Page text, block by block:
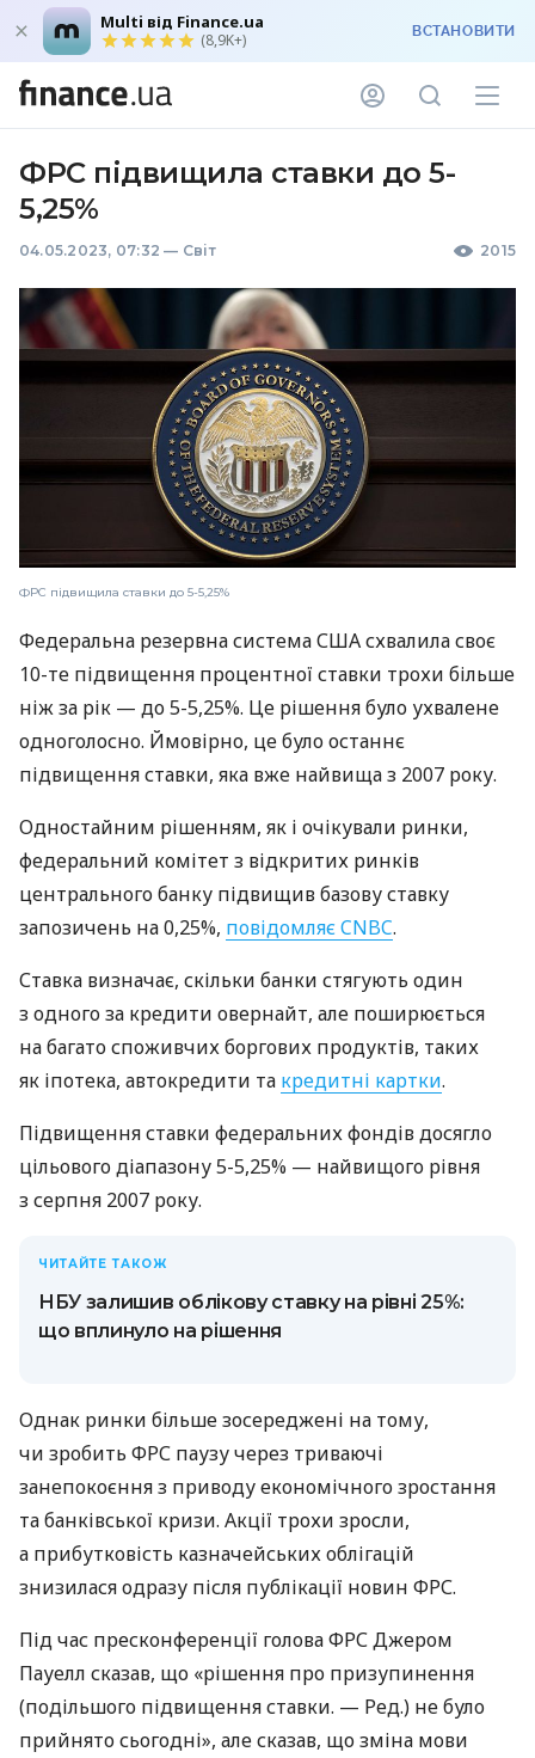
Multi від Finance.ua
(8,9K+) ВСТАНОВИТИ
ФРС підвищила ставки до 5-
5,25%
04.05.2023, 07:32 — Світ 2015
ФРС підвищила ставки до 5-5,25%
Федеральна резервна система США схвалила своє
10-те підвищення процентної ставки трохи більше
ніж за рік — до 5-5,25%. Це рішення було ухвалене
одноголосно. Ймовірно, це було останнє
підвищення ставки, яка вже найвища з 2007 року.
Одностайним рішенням, як і очікували ринки,
федеральний комітет з відкритих ринків
центрального банку підвищив базову ставку
запозичень на 0,25%, повідомляє CNBC.
Ставка визначає, скільки банки стягують один
з одного за кредити овернайт, але поширюється
на багато споживчих боргових продуктів, таких
як іпотека, автокредити та кредитні картки.
Підвищення ставки федеральних фондів досягло
цільового діапазону 5-5,25% — найвищого рівня
з серпня 2007 року.
ЧИТАЙТЕ ТАКОЖ
НБУ залишив облікову ставку на рівні 25%:
що вплинуло на рішення
Однак ринки більше зосереджені на тому,
чи зробить ФРС паузу через триваючі
занепокоєння з приводу економічного зростання
та банківської кризи. Акції трохи зросли,
а прибутковість казначейських облігацій
знизилася одразу після публікації новин ФРС.
Під час пресконференції голова ФРС Джером
Пауелл сказав, що «рішення про призупинення
(подільшого підвищення ставки. — Ред.) не було
прийнято сьогодні», але сказав, що зміна мови